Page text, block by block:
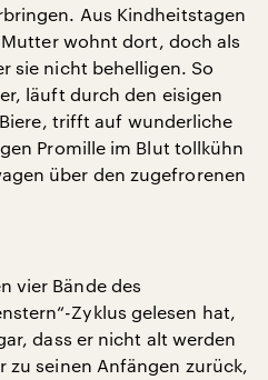
Aus Kindheitstagen
wohnt dort, doch als
sie nicht behelligen. So
läuft durch den eisigen
trifft auf wunderliche
Promille im Blut tollkühn
über den zugefrorenen
vier Bände des
Zyklus gelesen hat,
dass er nicht alt werden
zu seinen Anfängen zurück,